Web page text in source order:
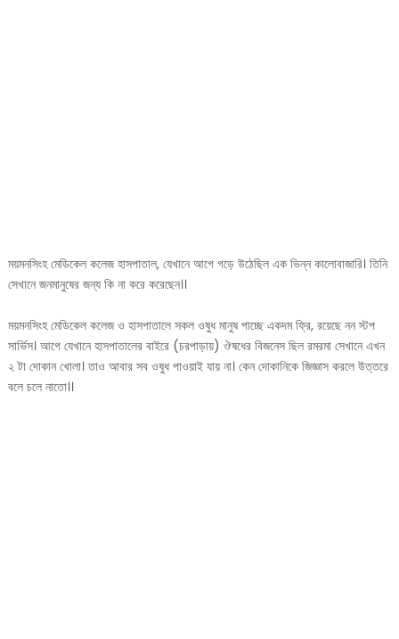
ময়মনসিংহ মেডিকেল কলেজ হাসপাতাল, যেখানে আগে গড়ে উঠেছিল এক ভিন্ন কালোবাজারি। তিনি
সেখানে জনমানুষের জন্য কি না করে করেছেন।।
ময়মনসিংহ মেডিকেল কলেজ ও হাসপাতালে সকল ওষুধ মানুষ পাচ্ছে একদম ফ্রি, রয়েছে নন স্টপ
সার্ভিস। আগে যেখানে হাসপাতালের বাইরে (চরপাড়ায়) ঔষধের বিজনেস ছিল রমরমা সেখানে এখন
২ টা দোকান খোলা। তাও আবার সব ওষুধ পাওয়াই যায় না। কেন দোকানিকে জিজ্ঞাস করলে উত্তরে
বলে চলে নাতো।।